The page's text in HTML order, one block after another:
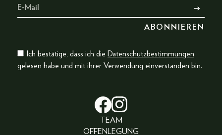
Ich bestätige, dass ich die Datenschutzbestimmungen
gelesen habe und mit ihrer Verwendung einverstanden bin.
TEAM
OFFENLEGUNG